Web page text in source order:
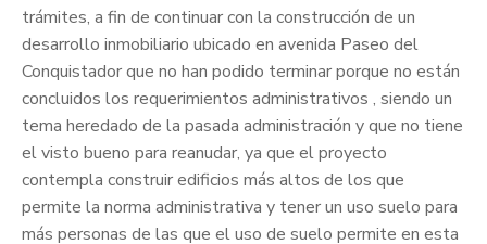
trámites, a fin de continuar con la construcción de un
desarrollo inmobiliario ubicado en avenida Paseo del
Conquistador que no han podido terminar porque no están
concluidos los requerimientos administrativos , siendo un
tema heredado de la pasada administración y que no tiene
el visto bueno para reanudar, ya que el proyecto
contempla construir edificios más altos de los que
permite la norma administrativa y tener un uso suelo para
más personas de las que el uso de suelo permite en esta